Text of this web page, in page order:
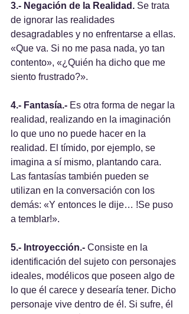
3.- Negación de la Realidad. Se trata
de ignorar las realidades
desagradables y no enfrentarse a ellas.
«Que va. Si no me pasa nada, yo tan
contento», «¿Quién ha dicho que me
siento frustrado?».
4.- Fantasía.- Es otra forma de negar la
realidad, realizando en la imaginación
lo que uno no puede hacer en la
realidad. El tímido, por ejemplo, se
imagina a sí mismo, plantando cara.
Las fantasías también pueden se
utilizan en la conversación con los
demás: «Y entonces le dije… !Se puso
a temblar!».
5.- Introyección.- Consiste en la
identificación del sujeto con personajes
ideales, modélicos que poseen algo de
lo que él carece y desearía tener. Dicho
personaje vive dentro de él. Si sufre, él